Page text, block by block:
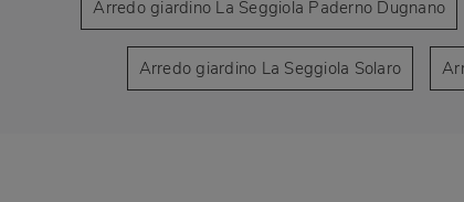
Arredo giardino La Seggiola Paderno Dugnano
Arredo giardino La Seggiola Solaro